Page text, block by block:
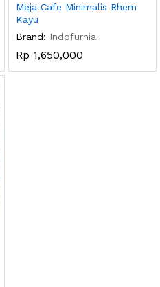
Meja Cafe Minimalis Rhem
Kayu
Brand: Indofurnia
Rp 1,650,000